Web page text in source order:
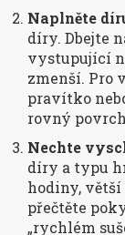
Naplněte
díry. Dbejte
vystupující
zmenší. Pro
pravítko
rovný
Nechte
díry a typu
hodiny,
přečtěte
„rychlém